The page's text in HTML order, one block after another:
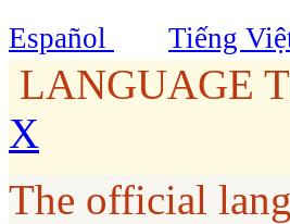
Español Tiếng
LANGUAGE
X
The official